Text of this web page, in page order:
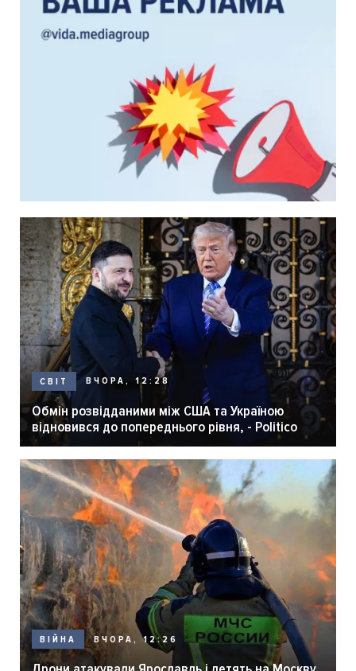
СВІТ ВЧОРА, 12:28
Обмін розвідданими між США та Україною
відновився до попереднього рівня, - Politico
ВІЙНА ВЧОРА, 12:26